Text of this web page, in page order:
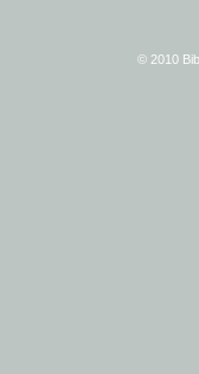
© 2010